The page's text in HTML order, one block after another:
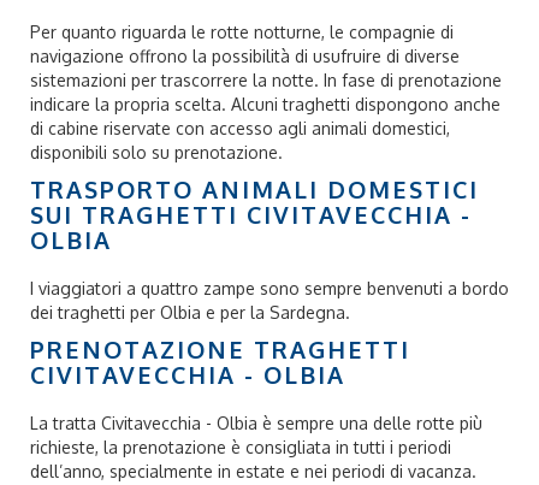
Per quanto riguarda le rotte notturne, le compagnie di
navigazione offrono la possibilità di usufruire di diverse
sistemazioni per trascorrere la notte. In fase di prenotazione
indicare la propria scelta. Alcuni traghetti dispongono anche
di cabine riservate con accesso agli animali domestici,
disponibili solo su prenotazione.
TRASPORTO ANIMALI DOMESTICI
SUI TRAGHETTI CIVITAVECCHIA -
OLBIA
I viaggiatori a quattro zampe sono sempre benvenuti a bordo
dei traghetti per Olbia e per la Sardegna.
PRENOTAZIONE TRAGHETTI
CIVITAVECCHIA - OLBIA
La tratta Civitavecchia - Olbia è sempre una delle rotte più
richieste, la prenotazione è consigliata in tutti i periodi
dell’anno, specialmente in estate e nei periodi di vacanza.